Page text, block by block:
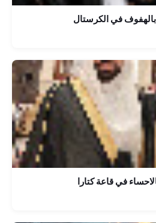
في الكرستال
في قاعة كتارا